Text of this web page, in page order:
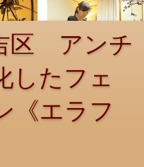
区 アンチ
したフェ
《エラフ